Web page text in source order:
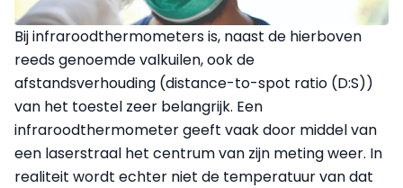
Bij infraroodthermometers is, naast de hierboven
reeds genoemde valkuilen, ook de
afstandsverhouding (distance-to-spot ratio (D:S))
van het toestel zeer belangrijk. Een
infraroodthermometer geeft vaak door middel van
een laserstraal het centrum van zijn meting weer. In
realiteit wordt echter niet de temperatuur van dat